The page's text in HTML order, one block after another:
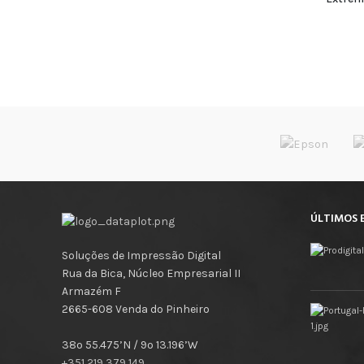
Soluções de Impressão Digital
Rua da Bica, Núcleo Empresarial II
Armazém F
2665-608 Venda do Pinheiro
38º 55.475’N / 9º 13.196’W
ÚLTIMOS